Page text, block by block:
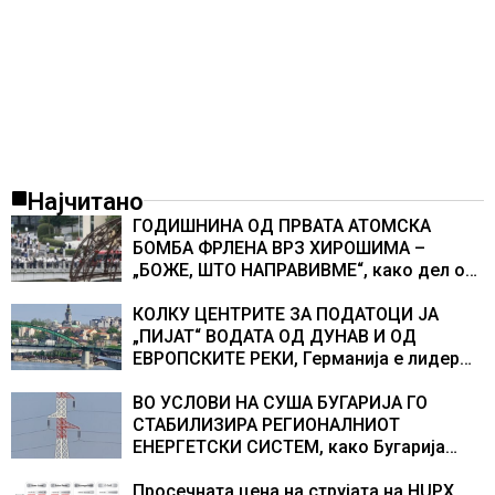
Најчитано
ГОДИШНИНА ОД ПРВАТА АТОМСКА
БОМБА ФРЛЕНА ВРЗ ХИРОШИМА –
„БОЖЕ, ШТО НАПРАВИВМЕ“, како дел од
учесниците во бомбардирањето го
доживуваа овој настан што го промени
текот на историјата
КОЛКУ ЦЕНТРИТЕ ЗА ПОДАТОЦИ ЈА
„ПИЈАТ“ ВОДАТА ОД ДУНАВ И ОД
ЕВРОПСКИТЕ РЕКИ, Германија е лидер
центри за податоци
ВО УСЛОВИ НА СУША БУГАРИЈА ГО
СТАБИЛИЗИРА РЕГИОНАЛНИОТ
ЕНЕРГЕТСКИ СИСТЕМ, како Бугарија